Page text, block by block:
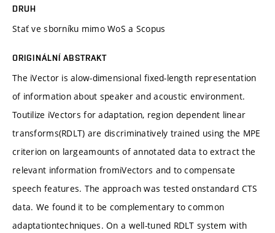
DRUH
Stať ve sborníku mimo WoS a Scopus
ORIGINÁLNÍ ABSTRAKT
The iVector is alow-dimensional fixed-length representation
of information about speaker and acoustic environment.
Toutilize iVectors for adaptation, region dependent linear
transforms(RDLT) are discriminatively trained using the MPE
criterion on largeamounts of annotated data to extract the
relevant information fromiVectors and to compensate
speech features. The approach was tested onstandard CTS
data. We found it to be complementary to common
adaptationtechniques. On a well-tuned RDLT system with